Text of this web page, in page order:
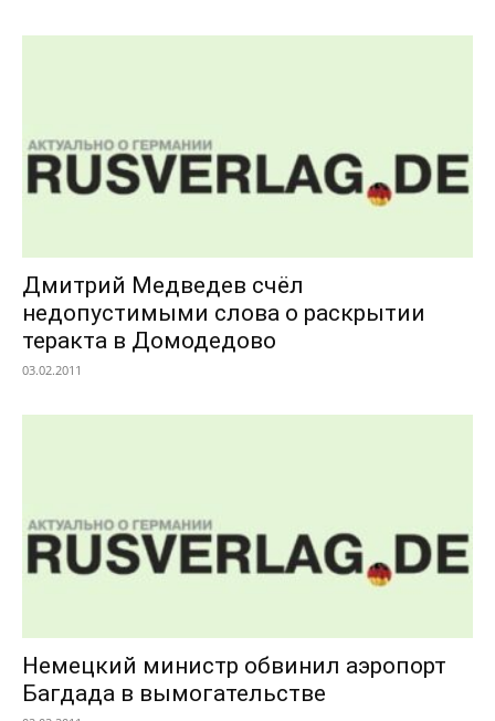
Дмитрий Медведев счёл
недопустимыми слова о раскрытии
теракта в Домодедово
03.02.2011
Немецкий министр обвинил аэропорт
Багдада в вымогательстве